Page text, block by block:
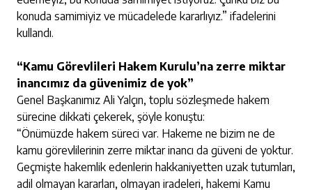
konuda samimiyiz ve mücadelede kararlıyız.” ifadelerini
kullandı.
“Kamu Görevlileri Hakem Kurulu’na zerre miktar
inancımız da güvenimiz de yok”
Genel Başkanımız Ali Yalçın, toplu sözleşmede hakem
sürecine dikkati çekerek, şöyle konuştu:
“Önümüzde hakem süreci var. Hakeme ne bizim ne de
kamu görevlilerinin zerre miktar inancı da güveni de yoktur.
Geçmişte hakemlik edenlerin hakkaniyetten uzak tutumları,
adil olmayan kararları, olmayan iradeleri, hakemi Kamu